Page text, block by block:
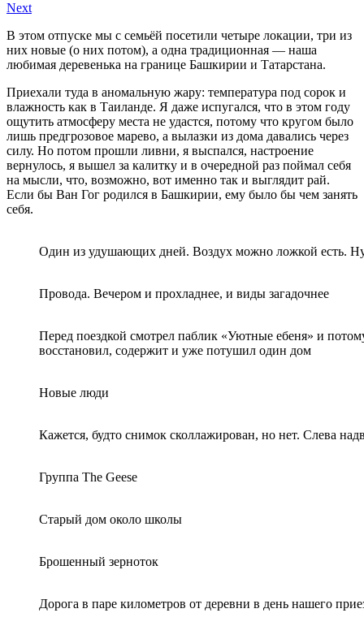
по
записям
Next
В этом отпуске мы с семьёй посетили четыре локации, три из
них новые (о них потом), а одна традиционная — наша
любимая деревенька на границе Башкирии и Татарстана.
Приехали туда в аномальную жару: температура под сорок и
влажность как в Таиланде. Я даже испугался, что в этом году
ощутить атмосферу места не удастся, потому что кругом было
лишь предгрозовое марево, а вылазки из дома давались через
силу. Но потом прошли ливни, я выспался, настроение
вернулось, я вышел за калитку и в очередной раз поймал себя
на мысли, что, возможно, вот именно так и выглядит рай.
Если бы Ван Гог родился в Башкирии, ему было бы чем занять
себя.
Один из удушающих дней. Воздух можно ложкой есть.
Провода. Вечером и прохладнее, и виды загадочнее
Перед поездкой смотрел паблик «Уютные ебеня» и
восстановил, содержит и уже потушил один дом
Новые люди
Кажется, будто снимок сколлажирован, но нет. Слева
Группа The Geese
Старый дом около школы
Брошенный зерноток
Дорога в паре километров от деревни в день нашего